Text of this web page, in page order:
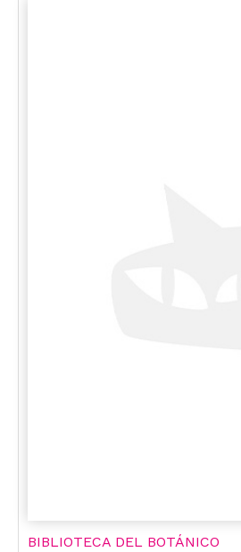
BIBLIOTECA DEL BOTÁNICO